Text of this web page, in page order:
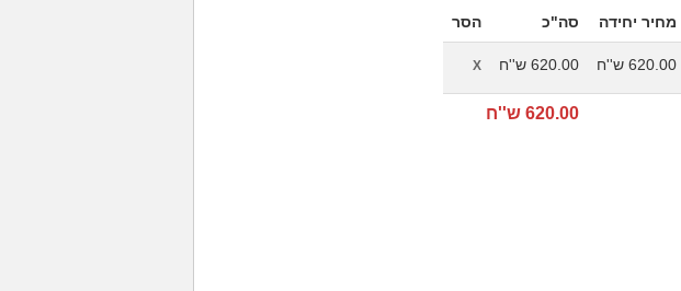
מחיר יחידה סה"כ הסר
620.00 ש''ח 620.00 ש''ח X
620.00 ש''ח